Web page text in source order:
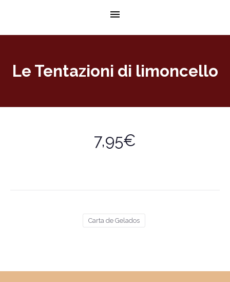
Le Tentazioni di limoncello
7,95€
Carta de Gelados